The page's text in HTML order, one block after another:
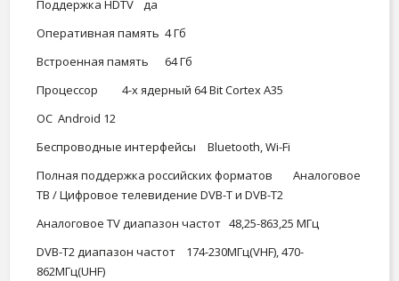
Поддержка HDTV
да
Оперативная память 4 Гб
Встроенная память
64 Гб
Процессор
4-х ядерный 64 Bit Cortex A35
OC Android 12
Беспроводные интерфейсы
Bluetooth, Wi-Fi
Полная поддержка российских форматов
Аналоговое
ТВ / Цифровое телевидение DVB-T и DVB-T2
Аналоговое TV диапазон частот 48,25-863,25 МГц
DVB-T2 диапазон частот
174-230МГц(VHF), 470-
862МГц(UHF)